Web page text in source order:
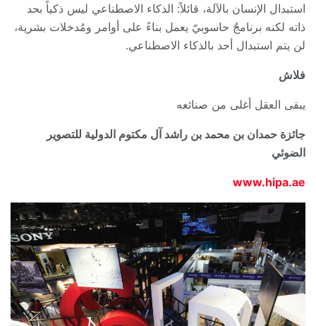
استبدال الإنسان بالآلة، قائلاً: الذكاء الاصطناعي ليس ذكياً بحد
ذاته لكنه برنامجٌ حاسوبيّ يعمل بناءً على أوامر ومُدخلات بشرية،
لن يتم استبدال أحد بالذكاء الاصطناعي.
فلاش
يبقى العقل أغلى من صنائعه
جائزة حمدان بن محمد بن راشد آل مكتوم الدولية للتصوير
الضوئي
www.hipa.ae